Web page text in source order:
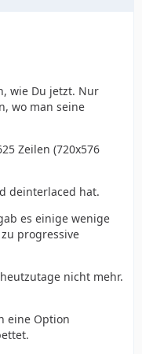
wie Du jetzt. Nur
wo man seine
Zeilen (720x576
deinterlaced hat.
es einige wenige
progressive
nicht mehr.
eine Option